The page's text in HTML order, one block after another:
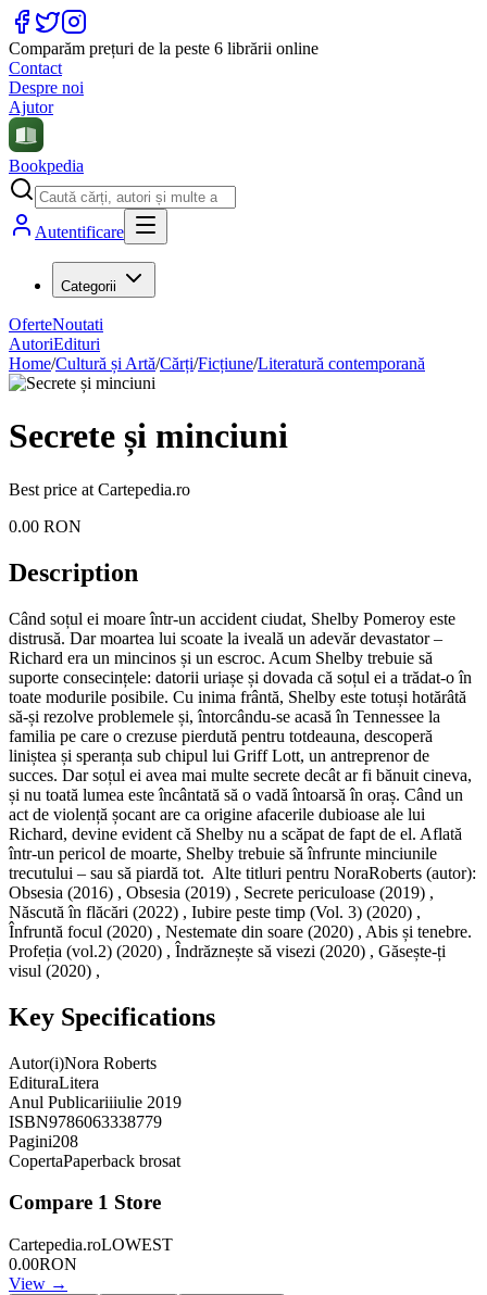
Comparăm prețuri de la peste 6 librării online
Contact
Despre noi
Ajutor
Bookpedia
Autentificare
Categorii
OferteNoutati
AutoriEdituri
Home/Cultură și Artă/Cărți/Ficțiune/Literatură contemporană
Secrete și minciuni
Best price at Cartepedia.ro
0.00 RON
Description
Când soțul ei moare într-un accident ciudat, Shelby Pomeroy este
distrusă. Dar moartea lui scoate la iveală un adevăr devastator –
Richard era un mincinos și un escroc. Acum Shelby trebuie să
suporte consecințele: datorii uriașe și dovada că soțul ei a trădat-o în
toate modurile posibile. Cu inima frântă, Shelby este totuși hotărâtă
să-și rezolve problemele și, întorcându-se acasă în Tennessee la
familia pe care o crezuse pierdută pentru totdeauna, descoperă
liniștea și speranța sub chipul lui Griff Lott, un antreprenor de
succes. Dar soțul ei avea mai multe secrete decât ar fi bănuit cineva,
și nu toată lumea este încântată să o vadă întoarsă în oraș. Când un
act de violență șocant are ca origine afacerile dubioase ale lui
Richard, devine evident că Shelby nu a scăpat de fapt de el. Aflată
într-un pericol de moarte, Shelby trebuie să înfrunte minciunile
trecutului – sau să piardă tot. Alte titluri pentru NoraRoberts (autor):
Obsesia (2016) , Obsesia (2019) , Secrete periculoase (2019) ,
Născută în flăcări (2022) , Iubire peste timp (Vol. 3) (2020) ,
Înfruntă focul (2020) , Nestemate din soare (2020) , Abis și tenebre.
Profeția (vol.2) (2020) , Îndrăznește să visezi (2020) , Găsește-ți
visul (2020) ,
Key Specifications
Autor(i)Nora Roberts
EdituraLitera
Anul Publicariiiulie 2019
ISBN9786063338779
Pagini208
CopertaPaperback brosat
Compare 1 Store
Cartepedia.roLOWEST
0.00RON
View →